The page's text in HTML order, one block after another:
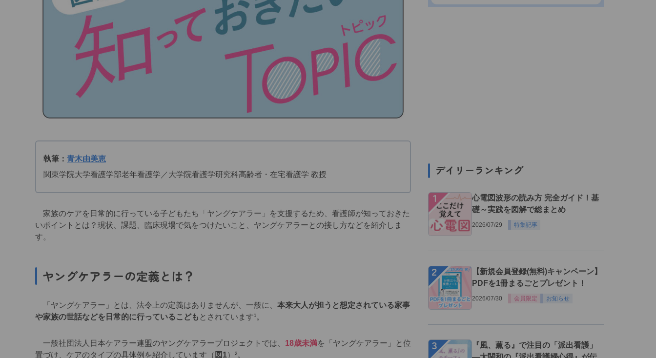
執筆： 青木由美恵
関東学院大学看護学部老年看護学／大学院看護学研究科高齢者・在宅看護学 教授
家族のケアを日常的に行っている子どもたち「ヤングケアラー」を支援するため、看護師が知っておきた
いポイントとは？現状、課題、臨床現場で気をつけたいこと、ヤングケアラーとの接し方などを紹介しま
す。
ヤングケアラーの定義とは？
「ヤングケアラー」とは、法令上の定義はありませんが、一般に、 本来大人が担うと想定されている家事
や家族の世話などを日常的に行っているこども とされています¹。
一般社団法人日本ケアラー連盟のヤングケアラープロジェクトでは、 18歳未満を「ヤングケアラー」と位
置づけ、ケアのタイプの具体例を紹介しています（ 図1）²。
デイリーランキング
１
心電図波形の読み方 完全ガイド！基
礎～実践を図解で総まとめ
2026/07/29 特集記事
２
【新規会員登録(無料)キャンペーン】
PDFを1冊まるごとプレゼント！
2026/07/30 会員限定 お知らせ
３
『風、薫る』で注目の「派出看護」